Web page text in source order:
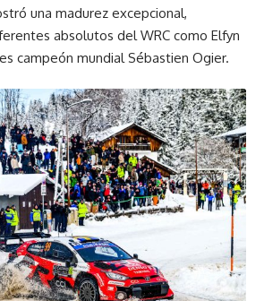
una madurez excepcional,
absolutos del WRC como Elfyn
campeón mundial Sébastien Ogier.